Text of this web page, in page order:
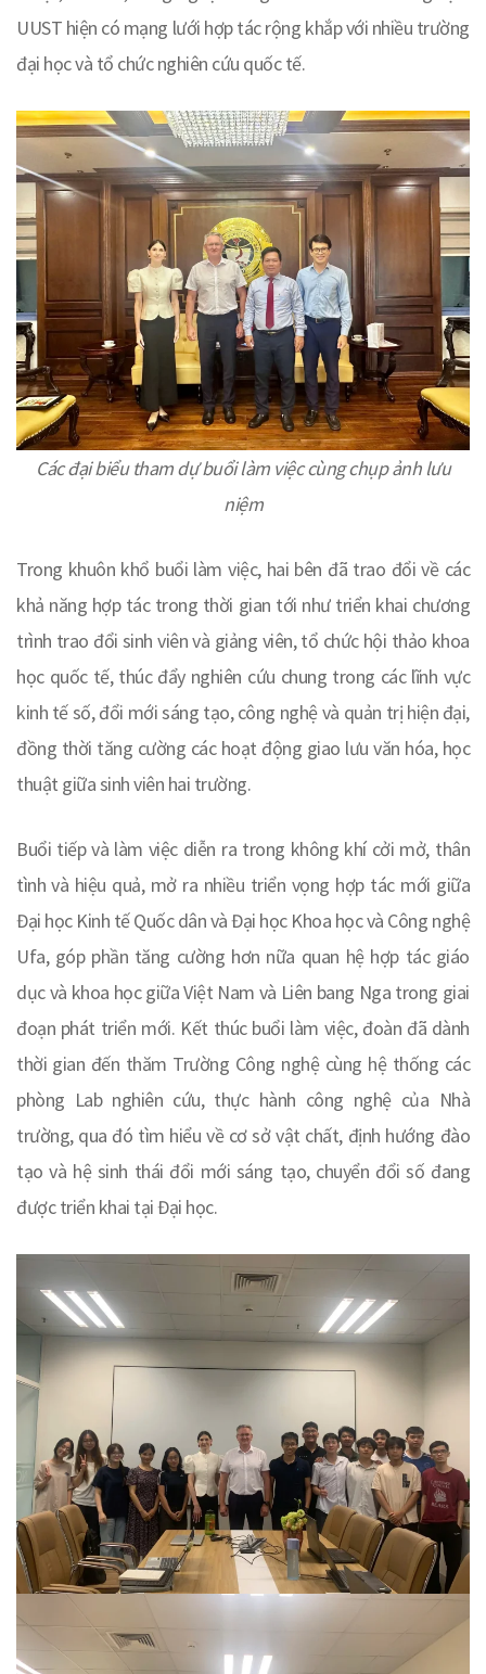
UUST hiện có mạng lưới hợp tác rộng khắp với nhiều trường
đại học và tổ chức nghiên cứu quốc tế.
Các đại biểu tham dự buổi làm việc cùng chụp ảnh lưu
niệm
Trong khuôn khổ buổi làm việc, hai bên đã trao đổi về các
khả năng hợp tác trong thời gian tới như triển khai chương
trình trao đổi sinh viên và giảng viên, tổ chức hội thảo khoa
học quốc tế, thúc đẩy nghiên cứu chung trong các lĩnh vực
kinh tế số, đổi mới sáng tạo, công nghệ và quản trị hiện đại,
đồng thời tăng cường các hoạt động giao lưu văn hóa, học
thuật giữa sinh viên hai trường.
Buổi tiếp và làm việc diễn ra trong không khí cởi mở, thân
tình và hiệu quả, mở ra nhiều triển vọng hợp tác mới giữa
Đại học Kinh tế Quốc dân và Đại học Khoa học và Công nghệ
Ufa, góp phần tăng cường hơn nữa quan hệ hợp tác giáo
dục và khoa học giữa Việt Nam và Liên bang Nga trong giai
đoạn phát triển mới. Kết thúc buổi làm việc, đoàn đã dành
thời gian đến thăm Trường Công nghệ cùng hệ thống các
phòng Lab nghiên cứu, thực hành công nghệ của Nhà
trường, qua đó tìm hiểu về cơ sở vật chất, định hướng đào
tạo và hệ sinh thái đổi mới sáng tạo, chuyển đổi số đang
được triển khai tại Đại học.